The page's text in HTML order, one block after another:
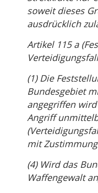
soweit dieses
ausdrücklich
Artikel 115 a
(1) Die
Bundesgebiet
angegriffen
Angriff
mit
(4) Wird das
Waffengewalt